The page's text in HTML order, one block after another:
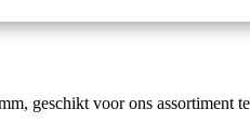
geschikt voor ons assortiment